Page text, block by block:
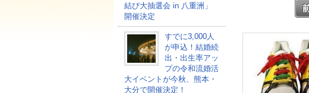
結び大抽選会 in 八重洲」
開催決定
すでに3,000人
が申込！結婚続
出・出生率アッ
プの令和流婚活
大イベントが今秋、熊本・
大分で開催決定！